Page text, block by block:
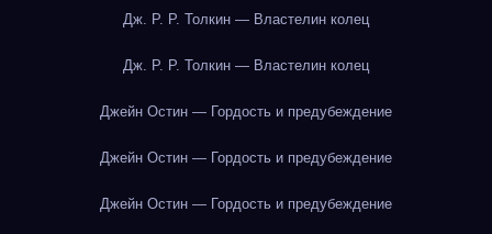
Дж. Р. Р. Толкин — Властелин колец
Дж. Р. Р. Толкин — Властелин колец
Джейн Остин — Гордость и предубеждение
Джейн Остин — Гордость и предубеждение
Джейн Остин — Гордость и предубеждение